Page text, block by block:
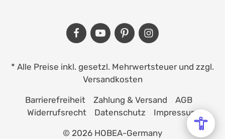
* Alle Preise inkl. gesetzl. Mehrwertsteuer und zzgl.
Versandkosten
© 2026 HOBEA-Germany
Barrierefreiheit Zahlung & Versand
AGB
Widerrufsrecht
Datenschutz Impressum